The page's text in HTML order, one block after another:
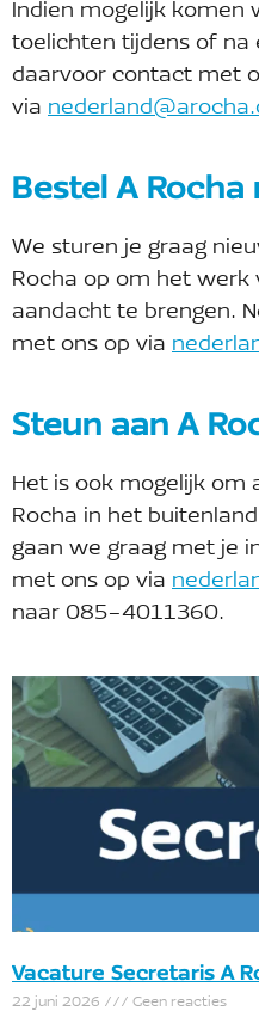
Indien mogelijk komen
toelichten tijdens of na
daarvoor contact met
via
Bestel A
We sturen je graag
Rocha op om het werk
aandacht te brengen.
met ons op via
Steun aan A
Het is ook mogelijk om
Rocha in het
gaan we graag met je
met ons op via
naar 085-4011360.
Vacature Secretaris A
22 juni 2026 Geen reacties